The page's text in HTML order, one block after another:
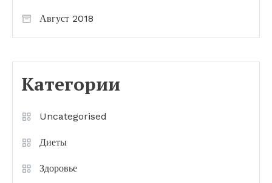
Август 2018
Категории
Uncategorised
Диеты
Здоровье